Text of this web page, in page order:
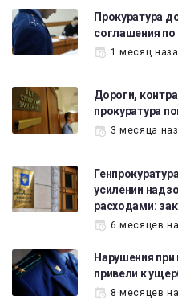
Прокуратура
соглашения
1 месяц
Дороги,
прокуратура
3 месяца
усилении
расходами:
6 месяцев
Нарушения
привели к
8 месяцев